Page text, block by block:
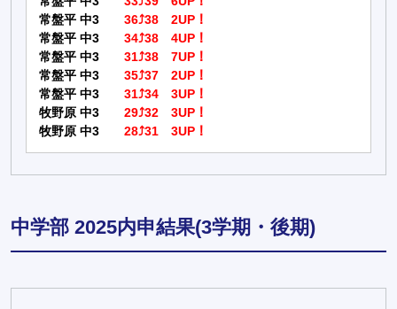
常盤平 中3
36⤴38 2UP！
常盤平 中3
34⤴38 4UP！
常盤平 中3
31⤴38 7UP！
常盤平 中3
35⤴37 2UP！
常盤平 中3
31⤴34 3UP！
牧野原 中3
29⤴32 3UP！
牧野原 中3
28⤴31 3UP！
中学部 2025内申結果(3学期・後期)